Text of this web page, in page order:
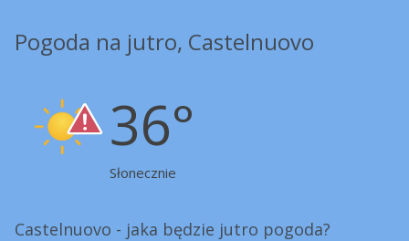
Pogoda na jutro, Castelnuovo
36°
Słonecznie
Castelnuovo - jaka będzie jutro pogoda?